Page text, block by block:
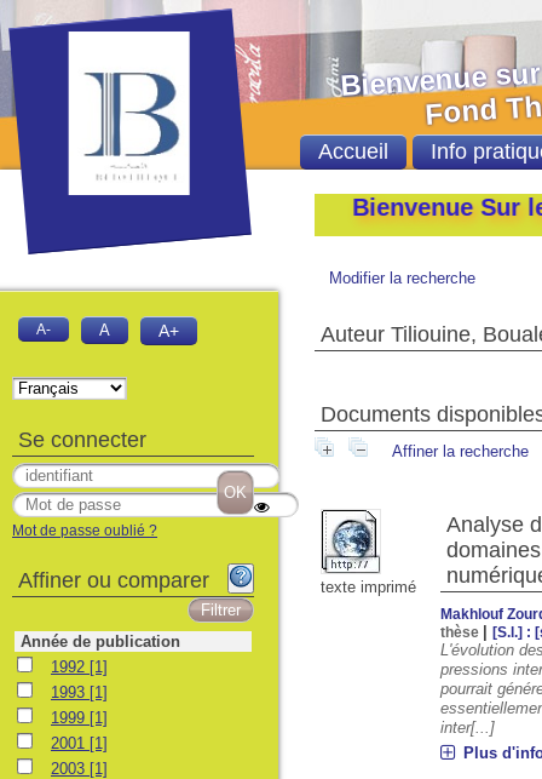
Bienvenue Sur le
Modifier la recherche
Auteur Tiliouine,
Documents
Affiner la recherche
texte imprimé
Analyse
Makhlouf
thèse
|[S.l.] :
L'évolution
pressions
pourrait
inter[...]
Plus
Bienvenue sur
Fond Thèses
Accueil Info
A- A A+
Se connecter
Mot de passe oublié ?
Affiner ou comparer
Année de publication
1992 1992 [1]
1993 1993 [1]
1999 1999 [1]
2001 2001 [1]
2003 2003 [1]